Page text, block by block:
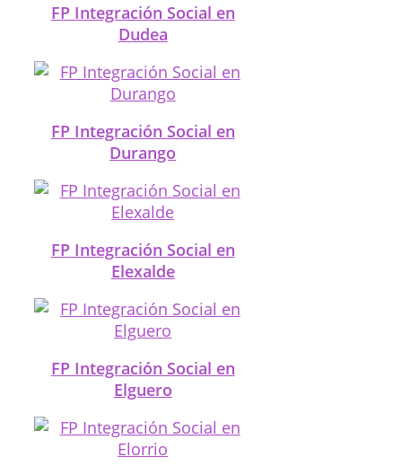
FP Integración Social en
Dudea
FP Integración Social en
Durango
FP Integración Social en
Elexalde
FP Integración Social en
Elguero